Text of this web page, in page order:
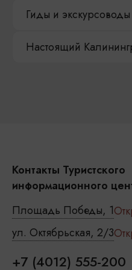
Гиды и экскурсоводы
Настоящий
Контакты Туристского
информационного
Площадь Победы, 1
ул. Октябрьская, 2/3
+7 (4012) 555-200